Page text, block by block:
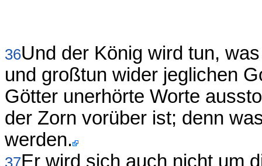
36Und der König wird tun,
und großtun wider jeglichen
Götter unerhörte Worte
der Zorn vorüber ist; denn
werden.
Er wird sich auch nicht um